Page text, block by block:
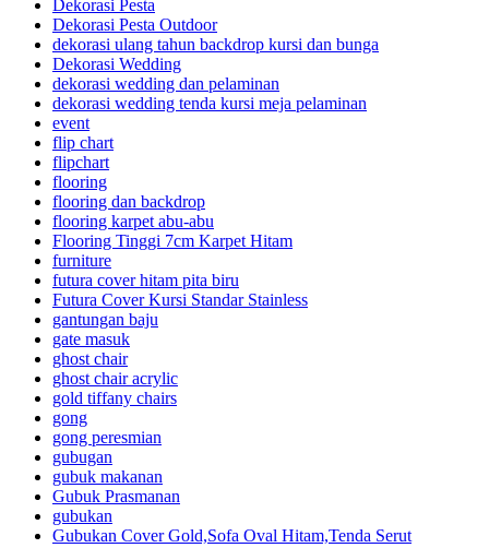
Dekorasi Pesta
Dekorasi Pesta Outdoor
dekorasi ulang tahun backdrop kursi dan bunga
Dekorasi Wedding
dekorasi wedding dan pelaminan
dekorasi wedding tenda kursi meja pelaminan
event
flip chart
flipchart
flooring
flooring dan backdrop
flooring karpet abu-abu
Flooring Tinggi 7cm Karpet Hitam
furniture
futura cover hitam pita biru
Futura Cover Kursi Standar Stainless
gantungan baju
gate masuk
ghost chair
ghost chair acrylic
gold tiffany chairs
gong
gong peresmian
gubugan
gubuk makanan
Gubuk Prasmanan
gubukan
Gubukan Cover Gold,Sofa Oval Hitam,Tenda Serut